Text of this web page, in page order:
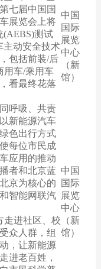
七届中国国
展览会上将
(AEBS)测试
主动安全技术
包括前装/后
用车/乘用车
看最终花落
中国
国际
展览
中心
（新
馆）
呼吸、共责
新能源汽车
色出行方式
每位市民成
应用的推动
者和北京蓝
京为核心的
智能网联汽
走进社区、校
众人群，组
，让新能源
进老百姓，
中国
国际
展览
中心
（新
馆）